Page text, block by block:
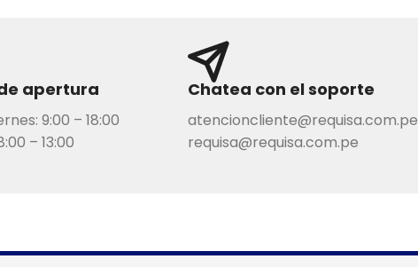
apertura
9:00 – 18:00
– 13:00
Chatea con el soporte
atencioncliente@requisa.com.pe
requisa@requisa.com.pe